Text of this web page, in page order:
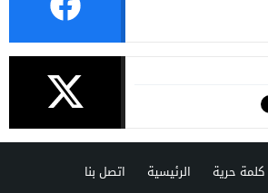
كلمة حرية الرئيسية اتصل بنا